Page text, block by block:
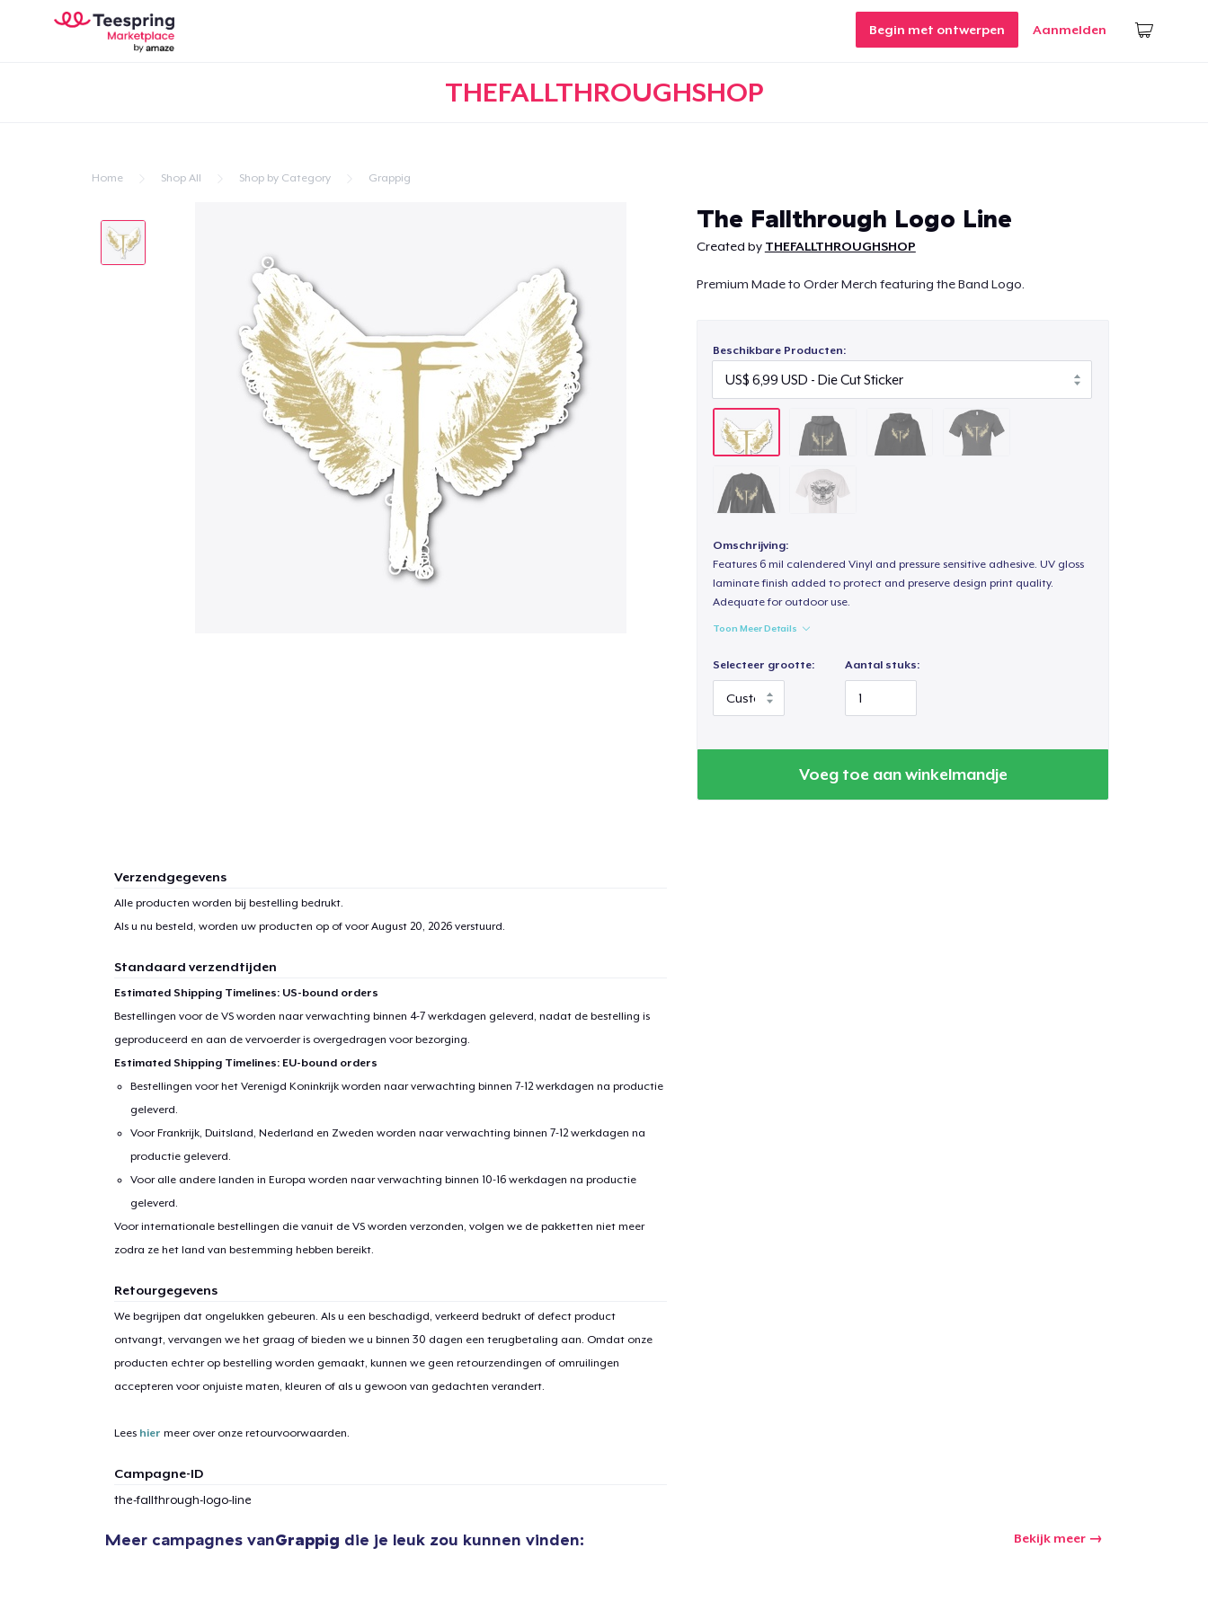
Begin met ontwerpen Aanmelden
THEFALLTHROUGHSHOP
Home Shop All Shop by Category Grappig
The Fallthrough Logo Line
Created by THEFALLTHROUGHSHOP
Premium Made to Order Merch featuring the Band Logo.
Beschikbare Producten:
Omschrijving:
Features 6 mil calendered Vinyl and pressure sensitive adhesive. UV gloss
laminate finish added to protect and preserve design print quality.
Adequate for outdoor use.
Toon Meer Details
Selecteer grootte: Aantal stuks:
Voeg toe aan winkelmandje
Verzendgegevens
Alle producten worden bij bestelling bedrukt.
Als u nu besteld, worden uw producten op of voorAugust 20, 2026verstuurd.
Standaard verzendtijden
Estimated Shipping Timelines: US-bound orders
Bestellingen voor de VS worden naar verwachting binnen 4-7 werkdagen geleverd, nadat de bestelling is
geproduceerd en aan de vervoerder is overgedragen voor bezorging.
Estimated Shipping Timelines: EU-bound orders
Bestellingen voor het Verenigd Koninkrijk worden naar verwachting binnen 7-12 werkdagen na productie
geleverd.
Voor Frankrijk, Duitsland, Nederland en Zweden worden naar verwachting binnen 7-12 werkdagen na
productie geleverd.
Voor alle andere landen in Europa worden naar verwachting binnen 10-16 werkdagen na productie
geleverd.
Voor internationale bestellingen die vanuit de VS worden verzonden, volgen we de pakketten niet meer
zodra ze het land van bestemming hebben bereikt.
Retourgegevens
We begrijpen dat ongelukken gebeuren. Als u een beschadigd, verkeerd bedrukt of defect product
ontvangt, vervangen we het graag of bieden we u binnen 30 dagen een terugbetaling aan. Omdat onze
producten echter op bestelling worden gemaakt, kunnen we geen retourzendingen of omruilingen
accepteren voor onjuiste maten, kleuren of als u gewoon van gedachten verandert.
Lees hier meer over onze retourvoorwaarden.
Campagne-ID
the-fallthrough-logo-line
Meer campagnes vanGrappig die je leuk zou kunnen vinden: Bekijk meer
1item aan winkelwagen toegevoegd